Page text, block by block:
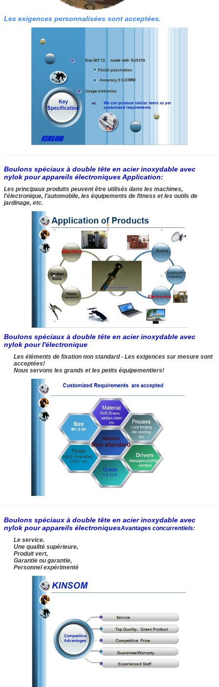
Laisser un message
Nous vous rappellerons bientôt!
SOUMETTRE
Les exigences personnalisées sont acceptées.
Boulons spéciaux à double tête en acier inoxydable avec
nylok pour appareils électroniques Application:
Les principaux produits peuvent être utilisés dans les machines,
l'électronique, l'automobile, les équipements de fitness et les outils de
jardinage, etc.
Boulons spéciaux à double tête en acier inoxydable avec
nylok pour l'électronique
Les éléments de fixation non standard - Les exigences sur mesure sont
acceptées!
Nous servons les grands et les petits équipementiers!
Boulons spéciaux à double tête en acier inoxydable avec
nylok pour appareils électroniquesAvantages concurrentiels:
Le service.
Une qualité supérieure,
Produit vert,
Garantie ou garantie,
Personnel expérimenté